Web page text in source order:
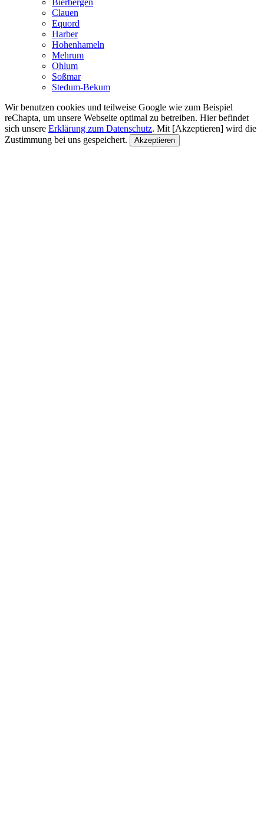
Clauen
Equord
Harber
Hohenhameln
Mehrum
Ohlum
Soßmar
Stedum-Bekum
Wir benutzen cookies und teilweise Google wie zum Beispiel
reChapta, um unsere Webseite optimal zu betreiben. Hier befindet
sich unsere Erklärung zum Datenschutz. Mit [Akzeptieren] wird die
Zustimmung bei uns gespeichert.
Akzeptieren